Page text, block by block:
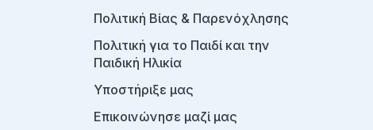
Πολιτική Βίας & Παρενόχλησης
Πολιτική για το Παιδί και την
Παιδική Ηλικία
Υποστήριξε μας
Επικοινώνησε μαζί μας